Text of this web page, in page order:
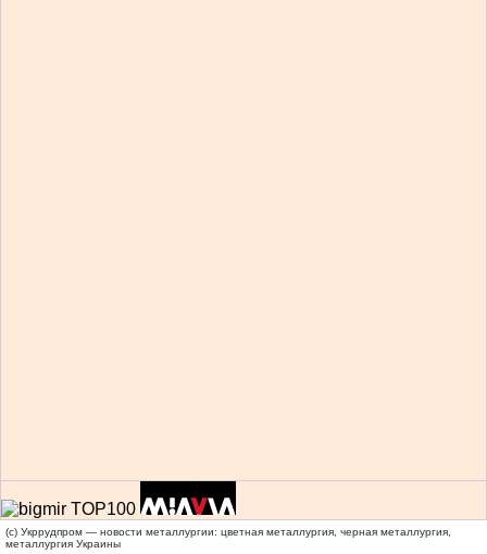
(c) Укррудпром — новости металлургии: цветная металлургия, черная металлургия,
металлургия Украины